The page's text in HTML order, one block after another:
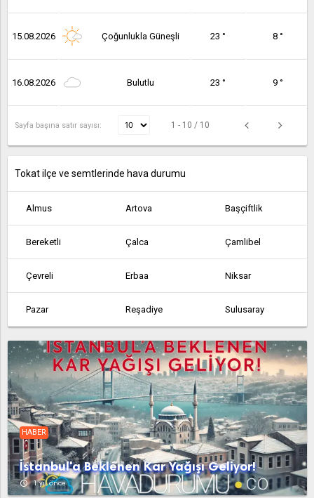
15.08.2026 Çoğunlukla Güneşli 23 ° 8 °
16.08.2026 Bulutlu 23 ° 9 °
Sayfa başına satır sayısı: 1 - 10 / 10
Tokat ilçe ve semtlerinde hava durumu
Almus Artova Başçiftlik
Bereketli Çalca Çamlibel
Çevreli Erbaa Niksar
Pazar Reşadiye Sulusaray
Turhal Yenice Yenice
Yenisu Yeşilyurt Zile
HABER
İstanbul'a Beklenen Kar Yağışı Geliyor!
access_time 1 yıl önce